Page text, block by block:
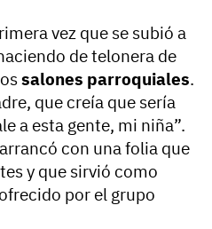
vez que se subió a
de telonera de
salones parroquiales.
que creía que sería
a esta gente, mi niña”.
con una folia que
y que sirvió como
por el grupo